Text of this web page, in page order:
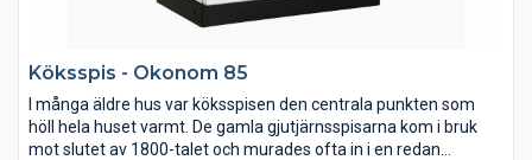
Köksspis - Okonom 85
I många äldre hus var köksspisen den centrala punkten som
höll hela huset varmt. De gamla gjutjärnsspisarna kom i bruk
mot slutet av 1800-talet och murades ofta in i en redan